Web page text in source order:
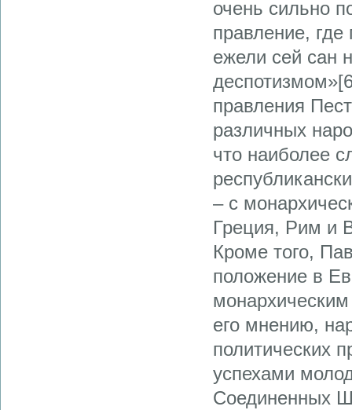
очень сильно
правление, где
ежели сей сан
правления
различных
что наиболее
– с
Греция, Рим и
Кроме того,
положение в
его мнению,
политических
успехами
Соединенных